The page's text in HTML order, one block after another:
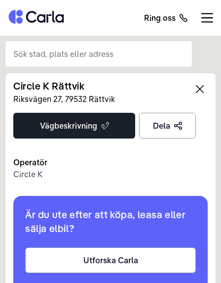
Tillbaka till startsidan Ring oss
Left
Circle K Rättvik
Riksvägen 27, 79532 Rättvik
Vägbeskrivning Dela
Operatör
Circle K
Är du ute efter att köpa, leasa eller
sälja elbil?
Utforska Carla